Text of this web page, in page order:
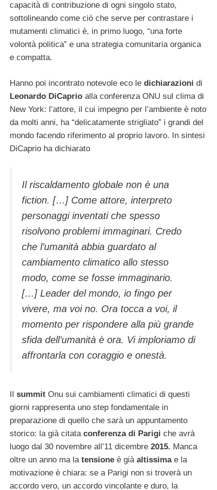
capacità di contribuzione di ogni singolo stato,
sottolineando come ciò che serve per contrastare i
mutamenti climatici è, in primo luogo, “una forte
volontà politica” e una strategia comunitaria organica
e compatta.
Hanno poi incontrato notevole eco le dichiarazioni di
Leonardo DiCaprio alla conferenza ONU sul clima di
New York: l’attore, il cui impegno per l’ambiente è noto
da molti anni, ha “delicatamente strigliato” i grandi del
mondo facendo riferimento al proprio lavoro. In sintesi
DiCaprio ha dichiarato
Il riscaldamento globale non è una
fiction. […] Come attore, interpreto
personaggi inventati che spesso
risolvono problemi immaginari. Credo
che l’umanità abbia guardato al
cambiamento climatico allo stesso
modo, come se fosse immaginario.
[…] Leader del mondo, io fingo per
vivere, ma voi no. Ora tocca a voi, il
momento per rispondere alla più grande
sfida dell’umanità è ora. Vi imploriamo di
affrontarla con coraggio e onestà.
Il summit Onu sui cambiamenti climatici di questi
giorni rappresenta uno step fondamentale in
preparazione di quello che sarà un appuntamento
storico: la già citata conferenza di Parigi che avrà
luogo dal 30 novembre all’11 dicembre 2015. Manca
oltre un anno ma la tensione è già altissimae la
motivazione è chiara: se a Parigi non si troverà un
accordo vero, un accordo vincolante e duro, la